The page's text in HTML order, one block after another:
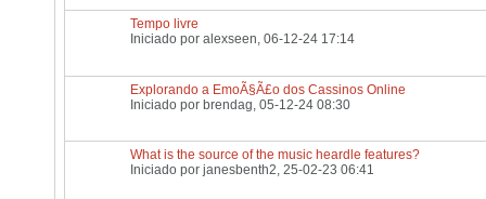
Tempo livre
Iniciado por alexseen, 06-12-24 17:14
Explorando a EmoÃ§Ã£o dos Cassinos Online
Iniciado por brendag , 05-12-24 08:30
What is the source of the music heardle features?
Iniciado por janesbenth2, 25-02-23 06:41